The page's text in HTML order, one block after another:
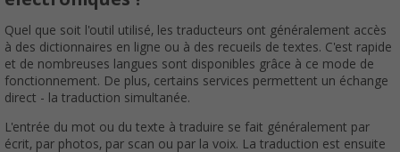
Quel que soit l'outil utilisé, les traducteurs ont généralement accès
à des dictionnaires en ligne ou à des recueils de textes. C'est rapide
et de nombreuses langues sont disponibles grâce à ce mode de
fonctionnement. De plus, certains services permettent un échange
direct - la traduction simultanée.
L'entrée du mot ou du texte à traduire se fait généralement par
écrit, par photos, par scan ou par la voix. La traduction est ensuite